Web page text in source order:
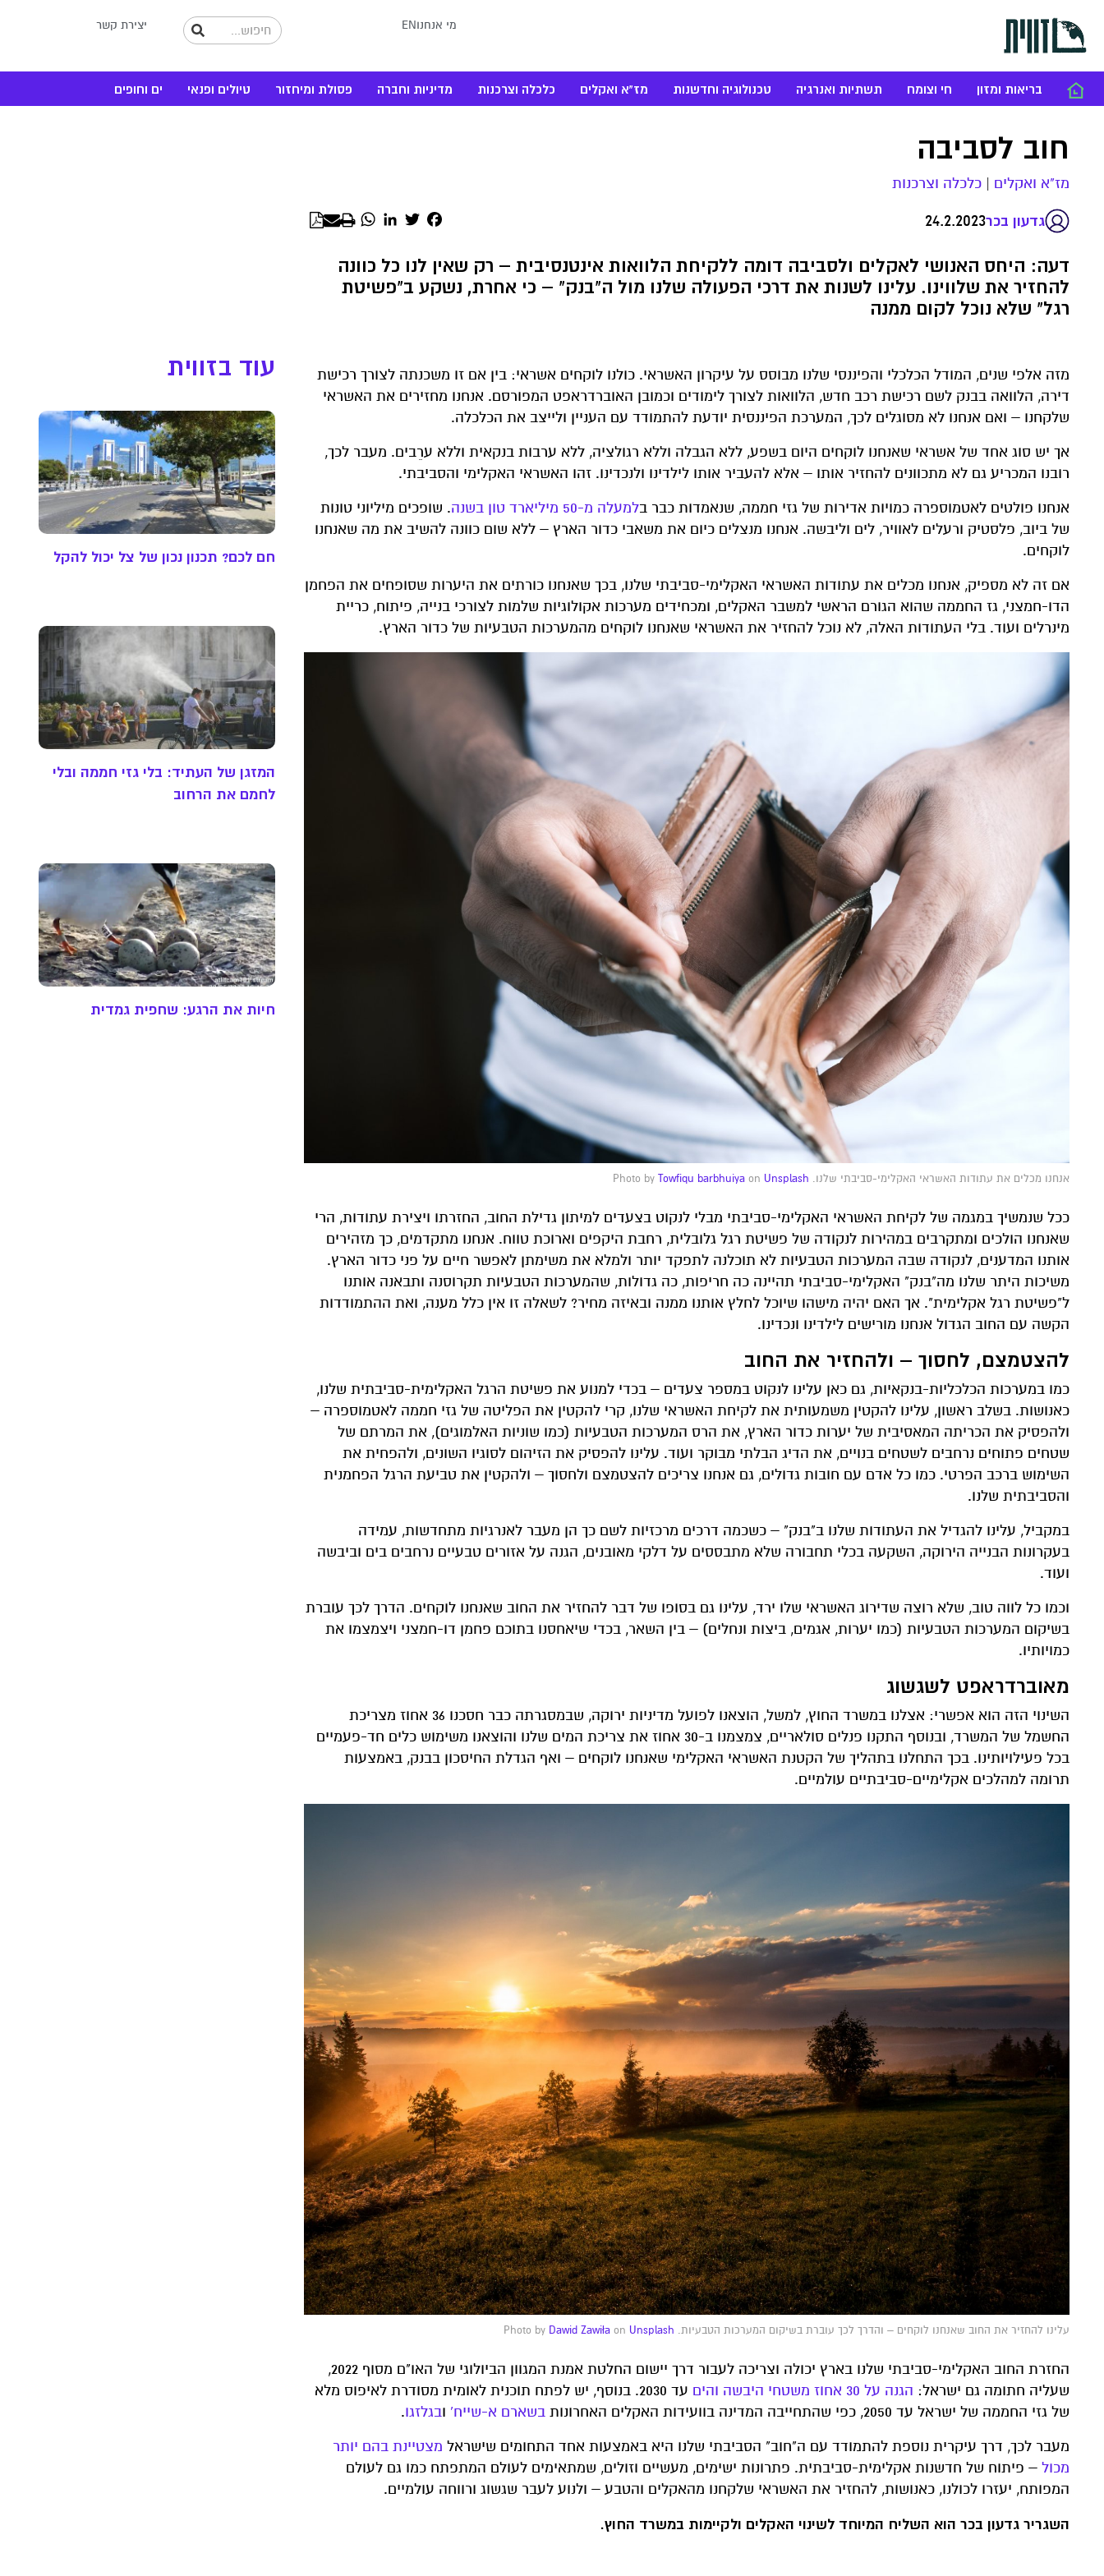
מי אנחנוEN יצירת קשר
בריאות ומזון חי וצומח תשתיות ואנרגיה טכנולוגיה וחדשנות מז"א ואקלים כלכלה וצרכנות מדיניות וחברה פסולת ומיחזור טיולים ופנאי ים וחופים
חוב לסביבה
מז"א ואקלים כלכלה וצרכנות
גדעון בכר24.2.2023
Facebook
Twitter
LinkedIn
WhatsApp
דעה: היחס האנושי לאקלים ולסביבה דומה ללקיחת הלוואות אינטנסיבית – רק שאין לנו כל כוונה
להחזיר את שלווינו. עלינו לשנות את דרכי הפעולה שלנו מול ה"בנק" – כי אחרת, נשקע ב"פשיטת
רגל" שלא נוכל לקום ממנה
מזה אלפי שנים, המודל הכלכלי והפיננסי שלנו מבוסס על עיקרון האשראי. כולנו לוקחים אשראי: בין אם זו משכנתה לצורך רכישת
דירה, הלוואה בבנק לשם רכישת רכב חדש, הלוואות לצורך לימודים וכמובן האוברדראפט המפורסם. אנחנו מחזירים את האשראי
שלקחנו – ואם אנחנו לא מסוגלים לכך, המערכת הפיננסית יודעת להתמודד עם העניין ולייצב את הכלכלה.
אך יש סוג אחד של אשראי שאנחנו לוקחים היום בשפע, ללא הגבלה וללא רגולציה, ללא ערבות בנקאית וללא ערֵבים. מעבר לכך,
רובנו המכריע גם לא מתכוונים להחזיר אותו – אלא להעביר אותו לילדינו ולנכדינו. זהו האשראי האקלימי והסביבתי.
אנחנו פולטים לאטמוספרה כמויות אדירות של גזי חממה, שנאמדות כבר בלמעלה מ-50 מיליארד טון בשנה
. שופכים מיליוני טונות
של ביוב, פלסטיק ורעלים לאוויר, לים וליבשה. אנחנו מנצלים כיום את משאבי כדור הארץ – ללא שום כוונה להשיב את מה שאנחנו
לוקחים.
אם זה לא מספיק, אנחנו מכלים את עתודות האשראי האקלימי-סביבתי שלנו, בכך שאנחנו כורתים את היערות שסופחים את הפחמן
הדו-חמצני, גז החממה שהוא הגורם הראשי למשבר האקלים, ומכחידים מערכות אקולוגיות שלמות לצורכי בנייה, פיתוח, כריית
מינרלים ועוד. בלי העתודות האלה, לא נוכל להחזיר את האשראי שאנחנו לוקחים מהמערכות הטבעיות של כדור הארץ.
אנחנו מכלים את עתודות האשראי האקלימי-סביבתי שלנו. Photo by Towfiqu barbhuiya on Unsplash
ככל שנמשיך במגמה של לקיחת האשראי האקלימי-סביבתי מבלי לנקוט בצעדים למיתון גדילת החוב, החזרתו ויצירת עתודות, הרי
שאנחנו הולכים ומתקרבים במהירות לנקודה של פשיטת רגל גלובלית, רחבת היקפים וארוכת טווח. אנחנו מתקדמים, כך מזהירים
אותנו המדענים, לנקודה שבה המערכות הטבעיות לא תוכלנה לתפקד יותר ולמלא את משימתן לאפשר חיים על פני כדור הארץ.
משיכות היתר שלנו מה"בנק" האקלימי-סביבתי תהיינה כה חריפות, כה גדולות, שהמערכות הטבעיות תקרוסנה ותבאנה אותנו
ל"פשיטת רגל אקלימית". אך האם יהיה מישהו שיוכל לחלץ אותנו ממנה ובאיזה מחיר? לשאלה זו אין כלל מענה, ואת ההתמודדות
הקשה עם החוב הגדול אנחנו מורישים לילדינו ונכדינו.
להצטמצם, לחסוך – ולהחזיר את החוב
כמו במערכות הכלכליות-בנקאיות, גם כאן עלינו לנקוט במספר צעדים – בכדי למנוע את פשיטת הרגל האקלימית-סביבתית שלנו,
כאנושות. בשלב ראשון, עלינו להקטין משמעותית את לקיחת האשראי שלנו, קרי להקטין את הפליטה של גזי חממה לאטמוספרה –
ולהפסיק את הכריתה המאסיבית של יערות כדור הארץ, את הרס המערכות הטבעיות (כמו שוניות האלמוגים), את המרתם של
שטחים פתוחים נרחבים לשטחים בנויים, את הדיג הבלתי מבוקר ועוד. עלינו להפסיק את הזיהום לסוגיו השונים, ולהפחית את
השימוש ברכב הפרטי. כמו כל אדם עם חובות גדולים, גם אנחנו צריכים להצטמצם ולחסוך – ולהקטין את טביעת הרגל הפחמנית
והסביבתית שלנו.
במקביל, עלינו להגדיל את העתודות שלנו ב"בנק" – כשכמה דרכים מרכזיות לשם כך הן מעבר לאנרגיות מתחדשות, עמידה
בעקרונות הבנייה הירוקה, השקעה בכלי תחבורה שלא מתבססים על דלקי מאובנים, הגנה על אזורים טבעיים נרחבים בים וביבשה
ועוד.
וכמו כל לווה טוב, שלא רוצה שדירוג האשראי שלו ירד, עלינו גם בסופו של דבר להחזיר את החוב שאנחנו לוקחים. הדרך לכך עוברת
בשיקום המערכות הטבעיות (כמו יערות, אגמים, ביצות ונחלים) – בין השאר, בכדי שיאחסנו בתוכם פחמן דו-חמצני ויצמצמו את
כמויותיו.
מאוברדראפט לשגשוג
השינוי הזה הוא אפשרי: אצלנו במשרד החוץ, למשל, הוצאנו לפועל מדיניות ירוקה, שבמסגרתה כבר חסכנו 36 אחוז מצריכת
החשמל של המשרד, ובנוסף התקנו פנלים סולאריים, צמצמנו ב-30 אחוז את צריכת המים שלנו והוצאנו משימוש כלים חד-פעמיים
בכל פעילויותינו. בכך התחלנו בתהליך של הקטנת האשראי האקלימי שאנחנו לוקחים – ואף הגדלת החיסכון בבנק, באמצעות
תרומה למהלכים אקלימיים-סביבתיים עולמיים.
עלינו להחזיר את החוב שאנחנו לוקחים – והדרך לכך עוברת בשיקום המערכות הטבעיות. Photo by Dawid Zawiła on Unsplash
החזרת החוב האקלימי-סביבתי שלנו בארץ יכולה וצריכה לעבור דרך יישום החלטת אמנת המגוון הביולוגי של האו"ם מסוף 2022,
שעליה חתומה גם ישראל: הגנה על 30 אחוז משטחי היבשה והים
עד 2030. בנוסף, יש לפתח תוכנית לאומית מסודרת לאיפוס מלא
של גזי החממה של ישראל עד 2050, כפי שהתחייבה המדינה בוועידות האקלים האחרונות
בשארם א-שייח' ובגלזגו.
מעבר לכך, דרך עיקרית נוספת להתמודד עם ה"חוב" הסביבתי שלנו היא באמצעות אחד התחומים שישראל מצטיינת בהם יותר
מכול – פיתוח של חדשנות אקלימית-סביבתית. פתרונות ישימים, מעשיים וזולים, שמתאימים לעולם המתפתח כמו גם לעולם
המפותח, יעזרו לכולנו, כאנושות, להחזיר את האשראי שלקחנו מהאקלים והטבע – ולנוע לעבר שגשוג ורווחה עולמיים.
השגריר גדעון בכר הוא השליח המיוחד לשינוי האקלים ולקיימות במשרד החוץ.
עוד בזווית
חם לכם? תכנון נכון של צל יכול להקל
המזגן של העתיד: בלי גזי חממה ובלי
לחמם את הרחוב
חיות את הרגע: שחפית גמדית